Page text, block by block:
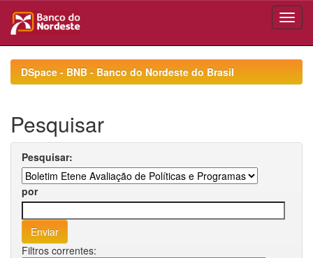
navigationDSpace - BNB - Banco do Nordeste do Brasil
Pesquisar
Pesquisar:
por
Filtros correntes: